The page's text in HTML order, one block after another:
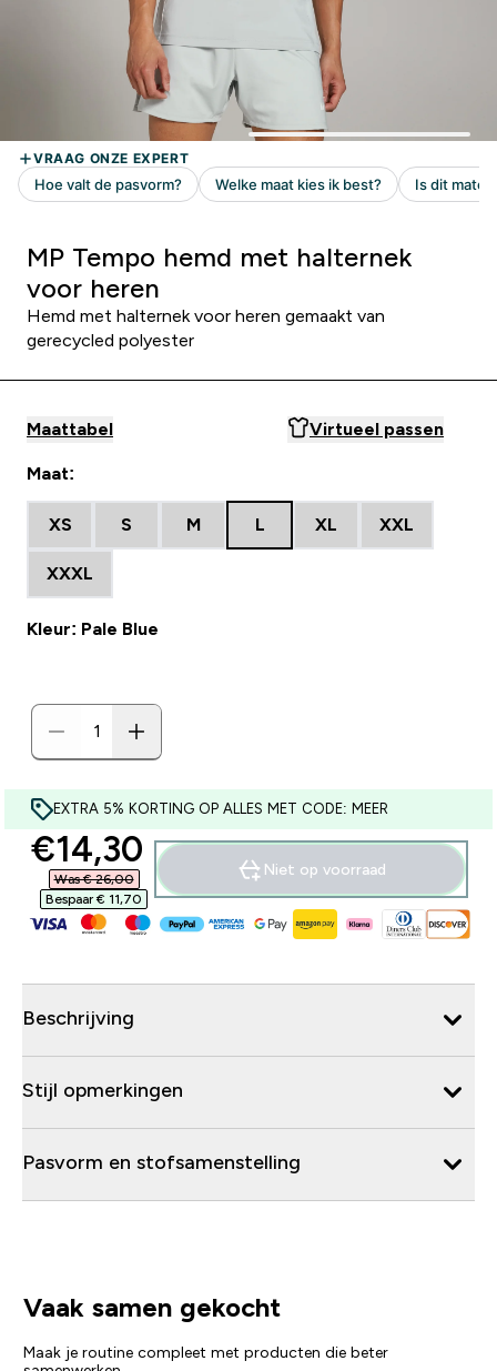
MP Tempo hemd met halternek
voor heren
Hemd met halternek voor heren gemaakt van
gerecycled polyester
Maattabel Virtueel passen
Maat:
XS S M L XL XXL
XXXL
Kleur: Pale Blue
EXTRA 5% KORTING OP ALLES MET CODE: MEER
discounted price
€14,30‎
Was € 26,00‎
Bespaar € 11,70‎
Niet op voorraad
Beschrijving
Stijl opmerkingen
Pasvorm en stofsamenstelling
Vaak samen gekocht
Maak je routine compleet met producten die beter